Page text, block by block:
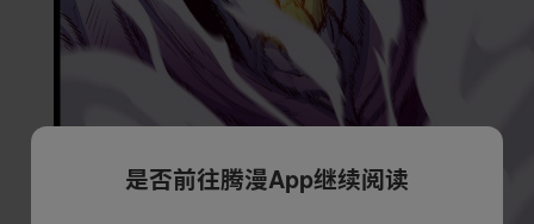
是否前往腾漫App继续阅读